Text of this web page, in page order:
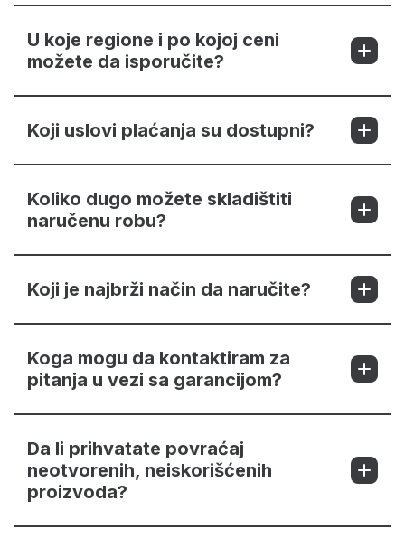
U koje regione i po kojoj ceni
možete da isporučite?
Koji uslovi plaćanja su dostupni?
Koliko dugo možete skladištiti
naručenu robu?
Koji je najbrži način da naručite?
Koga mogu da kontaktiram za
pitanja u vezi sa garancijom?
Da li prihvatate povraćaj
neotvorenih, neiskorišćenih
proizvoda?